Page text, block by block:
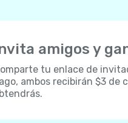
amigos y
tu enlace de
ambos recibirán $3